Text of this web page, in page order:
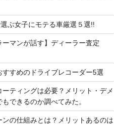
ぶ女子にモテる車厳選５選!!
ーマンが話す】ディーラー査定
すすめのドライブレコーダー5選
ーティングは必要？メリット・デメ
できるのか調べてみた。
ンの仕組みとは？メリットあるのは